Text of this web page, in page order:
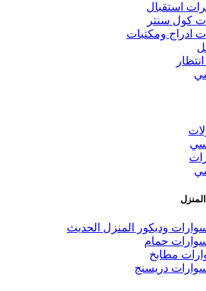
استقبال
كول سنتر
ادراج ومكتبات
وديكور المنزل الحديث
حمام
مطابخ
دريسنج